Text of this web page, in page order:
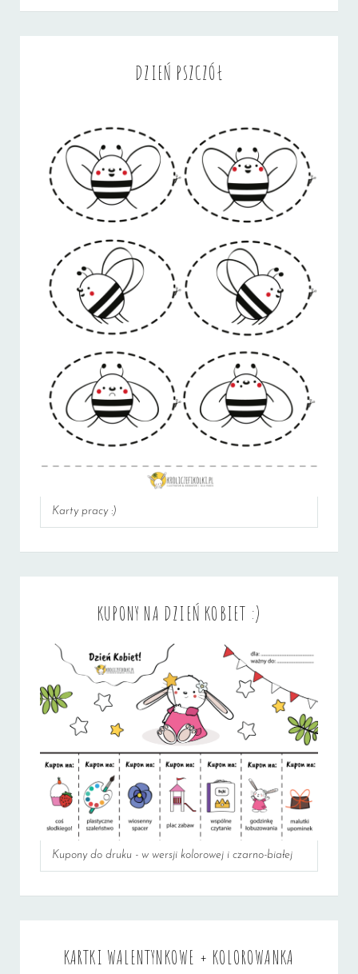
DZIEŃ PSZCZÓŁ
Karty pracy :)
KUPONY NA DZIEŃ KOBIET :)
Kupony do druku - w wersji kolorowej i czarno-białej
KARTKI WALENTYNKOWE + KOLOROWANKA